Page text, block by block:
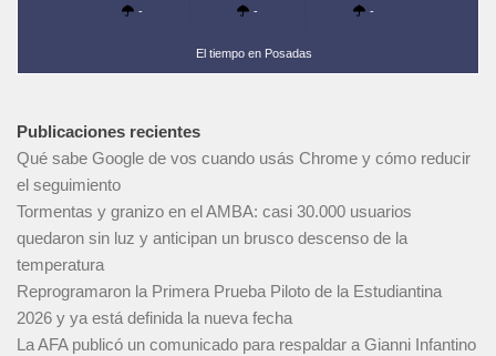
- - -
El tiempo en Posadas
Publicaciones recientes
Qué sabe Google de vos cuando usás Chrome y cómo reducir
el seguimiento
Tormentas y granizo en el AMBA: casi 30.000 usuarios
quedaron sin luz y anticipan un brusco descenso de la
temperatura
Reprogramaron la Primera Prueba Piloto de la Estudiantina
2026 y ya está definida la nueva fecha
La AFA publicó un comunicado para respaldar a Gianni Infantino